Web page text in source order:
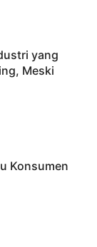
yang
Meski
Konsumen